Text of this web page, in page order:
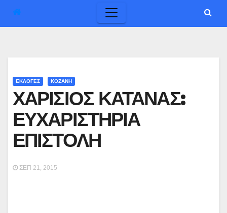
ΕΚΛΟΓΕΣ ΚΟΖΑΝΗ
ΧΑΡΙΣΙΟΣ ΚΑΤΑΝΑΣ:
ΕΥΧΑΡΙΣΤΗΡΙΑ
ΕΠΙΣΤΟΛΗ
ΣΕΠ 21, 2015